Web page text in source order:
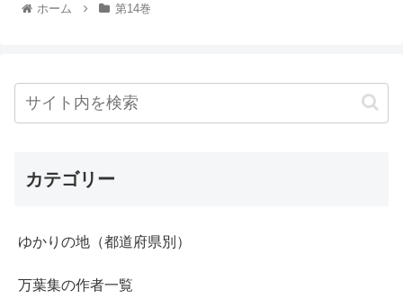
ホーム 第14巻
カテゴリー
ゆかりの地（都道府県別）
万葉集の作者一覧